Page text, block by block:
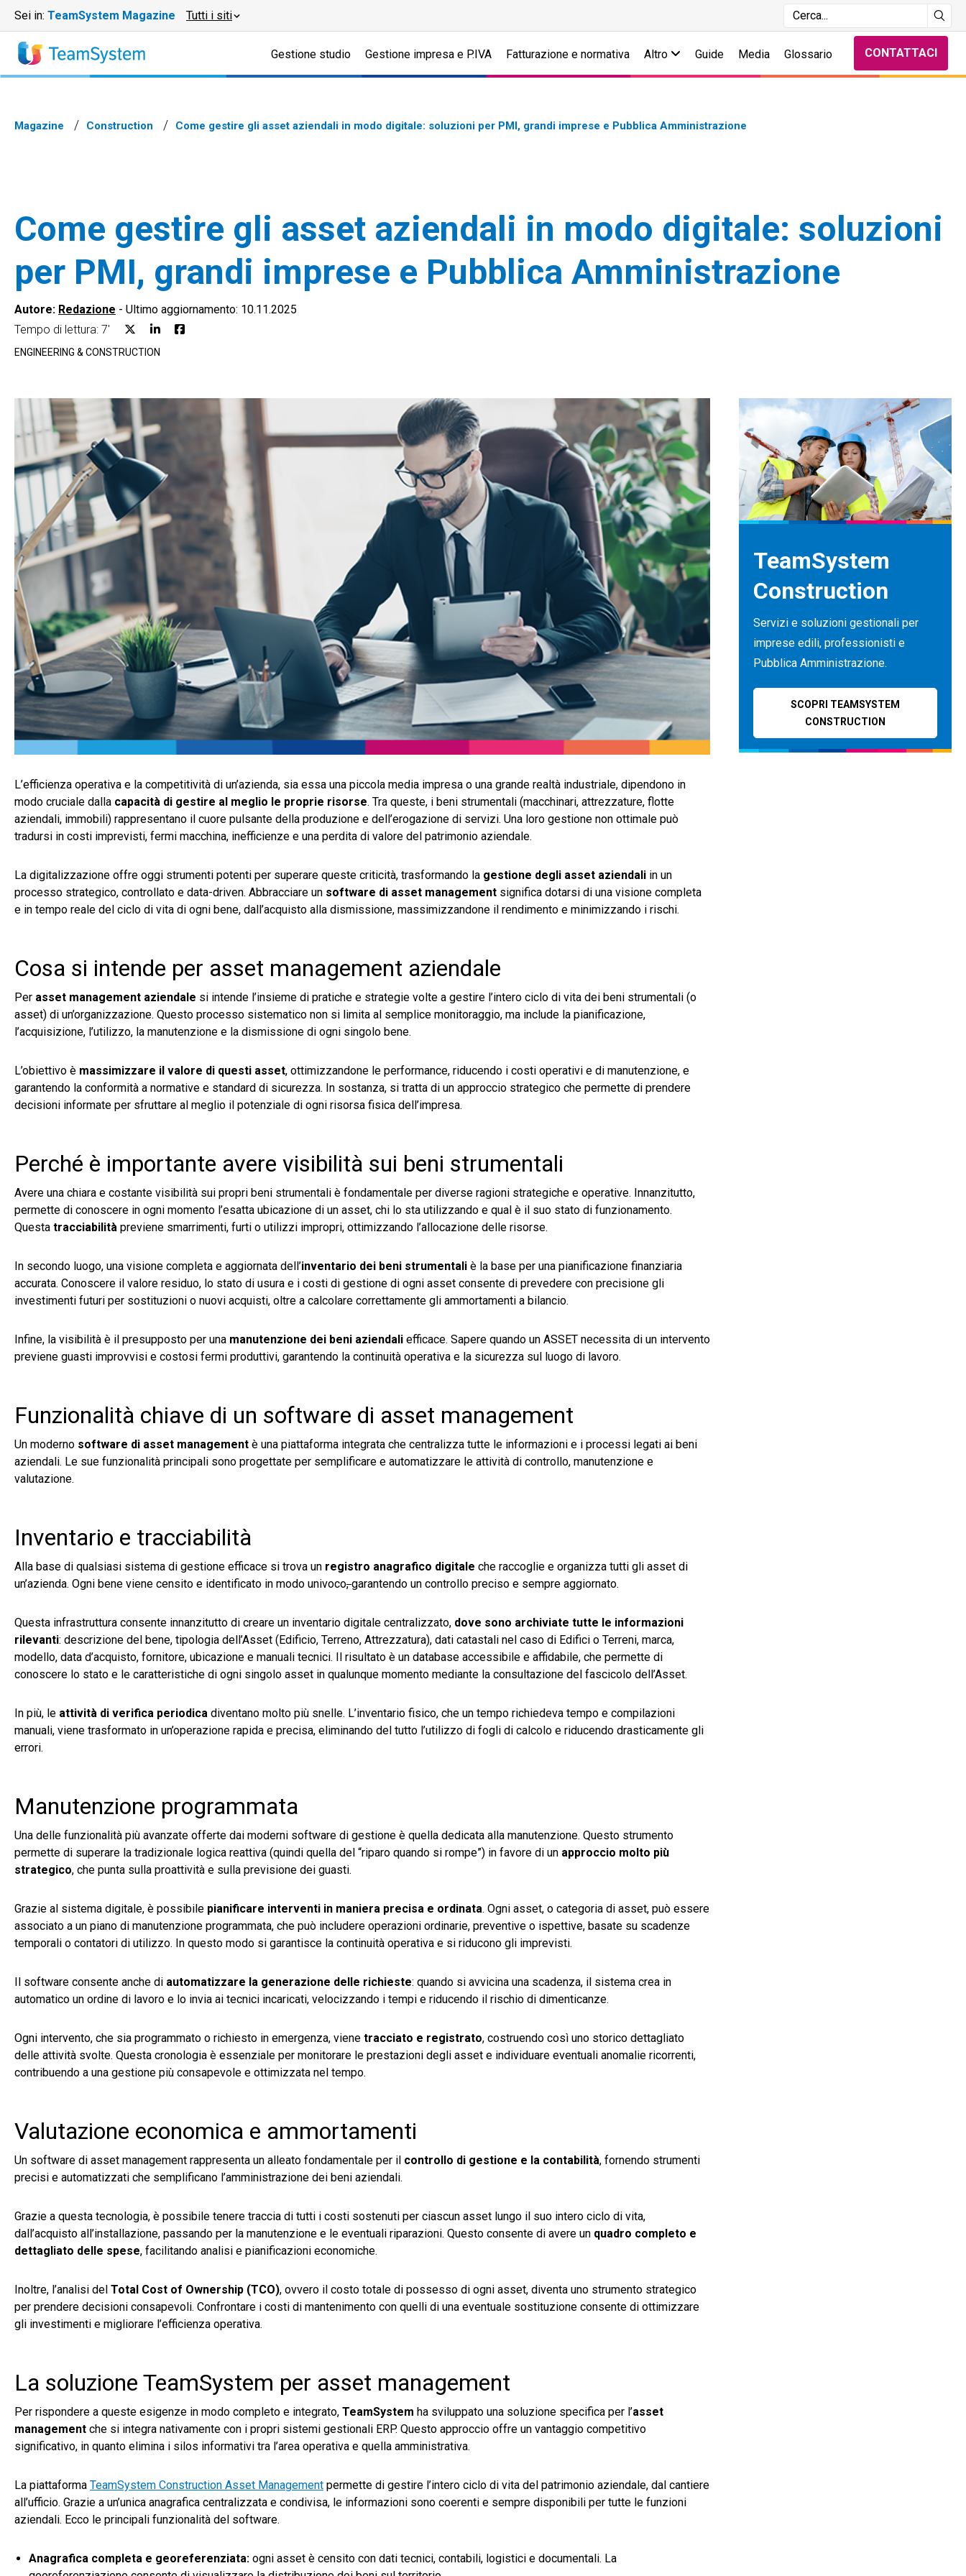
Sei in: TeamSystem Magazine Tutti i siti
Gestione studio Gestione impresa e P.IVA Fatturazione e normativa Altro Guide Media Glossario CONTATTACI
Magazine Construction Come gestire gli asset aziendali in modo digitale: soluzioni per PMI, grandi imprese e Pubblica Amministrazione
Come gestire gli asset aziendali in modo digitale: soluzioni
per PMI, grandi imprese e Pubblica Amministrazione
Autore: Redazione - Ultimo aggiornamento: 10.11.2025
Tempo di lettura: 7'
ENGINEERING & CONSTRUCTION
L’efficienza operativa e la competitività di un’azienda, sia essa una piccola media impresa o una grande realtà industriale, dipendono in
modo cruciale dalla capacità di gestire al meglio le proprie risorse. Tra queste, i beni strumentali (macchinari, attrezzature, flotte
aziendali, immobili) rappresentano il cuore pulsante della produzione e dell’erogazione di servizi. Una loro gestione non ottimale può
tradursi in costi imprevisti, fermi macchina, inefficienze e una perdita di valore del patrimonio aziendale.
La digitalizzazione offre oggi strumenti potenti per superare queste criticità, trasformando la gestione degli asset aziendali in un
processo strategico, controllato e data-driven. Abbracciare un software di asset management significa dotarsi di una visione completa
e in tempo reale del ciclo di vita di ogni bene, dall’acquisto alla dismissione, massimizzandone il rendimento e minimizzando i rischi.
Cosa si intende per asset management aziendale
Per asset management aziendale si intende l’insieme di pratiche e strategie volte a gestire l’intero ciclo di vita dei beni strumentali (o
asset) di un’organizzazione. Questo processo sistematico non si limita al semplice monitoraggio, ma include la pianificazione,
l’acquisizione, l’utilizzo, la manutenzione e la dismissione di ogni singolo bene.
L’obiettivo è massimizzare il valore di questi asset, ottimizzandone le performance, riducendo i costi operativi e di manutenzione, e
garantendo la conformità a normative e standard di sicurezza. In sostanza, si tratta di un approccio strategico che permette di prendere
decisioni informate per sfruttare al meglio il potenziale di ogni risorsa fisica dell’impresa.
Perché è importante avere visibilità sui beni strumentali
Avere una chiara e costante visibilità sui propri beni strumentali è fondamentale per diverse ragioni strategiche e operative. Innanzitutto,
permette di conoscere in ogni momento l’esatta ubicazione di un asset, chi lo sta utilizzando e qual è il suo stato di funzionamento.
Questa tracciabilità previene smarrimenti, furti o utilizzi impropri, ottimizzando l’allocazione delle risorse.
In secondo luogo, una visione completa e aggiornata dell’inventario dei beni strumentali è la base per una pianificazione finanziaria
accurata. Conoscere il valore residuo, lo stato di usura e i costi di gestione di ogni asset consente di prevedere con precisione gli
investimenti futuri per sostituzioni o nuovi acquisti, oltre a calcolare correttamente gli ammortamenti a bilancio.
Infine, la visibilità è il presupposto per una manutenzione dei beni aziendali efficace. Sapere quando un ASSET necessita di un intervento
previene guasti improvvisi e costosi fermi produttivi, garantendo la continuità operativa e la sicurezza sul luogo di lavoro.
Funzionalità chiave di un software di asset management
Un moderno software di asset management è una piattaforma integrata che centralizza tutte le informazioni e i processi legati ai beni
aziendali. Le sue funzionalità principali sono progettate per semplificare e automatizzare le attività di controllo, manutenzione e
valutazione.
Inventario e tracciabilità
Alla base di qualsiasi sistema di gestione efficace si trova un registro anagrafico digitale che raccoglie e organizza tutti gli asset di
un’azienda. Ogni bene viene censito e identificato in modo univoco,garantendo un controllo preciso e sempre aggiornato.
Questa infrastruttura consente innanzitutto di creare un inventario digitale centralizzato, dove sono archiviate tutte le informazioni
rilevanti: descrizione del bene, tipologia dell’Asset (Edificio, Terreno, Attrezzatura), dati catastali nel caso di Edifici o Terreni, marca,
modello, data d’acquisto, fornitore, ubicazione e manuali tecnici. Il risultato è un database accessibile e affidabile, che permette di
conoscere lo stato e le caratteristiche di ogni singolo asset in qualunque momento mediante la consultazione del fascicolo dell’Asset.
In più, le attività di verifica periodica diventano molto più snelle. L’inventario fisico, che un tempo richiedeva tempo e compilazioni
manuali, viene trasformato in un’operazione rapida e precisa, eliminando del tutto l’utilizzo di fogli di calcolo e riducendo drasticamente gli
errori.
Manutenzione programmata
Una delle funzionalità più avanzate offerte dai moderni software di gestione è quella dedicata alla manutenzione. Questo strumento
permette di superare la tradizionale logica reattiva (quindi quella del “riparo quando si rompe”) in favore di un approccio molto più
strategico, che punta sulla proattività e sulla previsione dei guasti.
Grazie al sistema digitale, è possibile pianificare interventi in maniera precisa e ordinata. Ogni asset, o categoria di asset, può essere
associato a un piano di manutenzione programmata, che può includere operazioni ordinarie, preventive o ispettive, basate su scadenze
temporali o contatori di utilizzo. In questo modo si garantisce la continuità operativa e si riducono gli imprevisti.
Il software consente anche di automatizzare la generazione delle richieste: quando si avvicina una scadenza, il sistema crea in
automatico un ordine di lavoro e lo invia ai tecnici incaricati, velocizzando i tempi e riducendo il rischio di dimenticanze.
Ogni intervento, che sia programmato o richiesto in emergenza, viene tracciato e registrato, costruendo così uno storico dettagliato
delle attività svolte. Questa cronologia è essenziale per monitorare le prestazioni degli asset e individuare eventuali anomalie ricorrenti,
contribuendo a una gestione più consapevole e ottimizzata nel tempo.
Valutazione economica e ammortamenti
Un software di asset management rappresenta un alleato fondamentale per il controllo di gestione e la contabilità, fornendo strumenti
precisi e automatizzati che semplificano l’amministrazione dei beni aziendali.
Grazie a questa tecnologia, è possibile tenere traccia di tutti i costi sostenuti per ciascun asset lungo il suo intero ciclo di vita,
dall’acquisto all’installazione, passando per la manutenzione e le eventuali riparazioni. Questo consente di avere un quadro completo e
dettagliato delle spese, facilitando analisi e pianificazioni economiche.
Inoltre, l’analisi del Total Cost of Ownership (TCO), ovvero il costo totale di possesso di ogni asset, diventa uno strumento strategico
per prendere decisioni consapevoli. Confrontare i costi di mantenimento con quelli di una eventuale sostituzione consente di ottimizzare
gli investimenti e migliorare l’efficienza operativa.
La soluzione TeamSystem per asset management
Per rispondere a queste esigenze in modo completo e integrato, TeamSystem ha sviluppato una soluzione specifica per l’asset
management che si integra nativamente con i propri sistemi gestionali ERP. Questo approccio offre un vantaggio competitivo
significativo, in quanto elimina i silos informativi tra l’area operativa e quella amministrativa.
La piattaforma TeamSystem Construction Asset Management permette di gestire l’intero ciclo di vita del patrimonio aziendale, dal cantiere
all’ufficio. Grazie a un’unica anagrafica centralizzata e condivisa, le informazioni sono coerenti e sempre disponibili per tutte le funzioni
aziendali. Ecco le principali funzionalità del software.
Anagrafica completa e georeferenziata: ogni asset è censito con dati tecnici, contabili, logistici e documentali. La
TeamSystem
Construction
Servizi e soluzioni gestionali per
imprese edili, professionisti e
Pubblica Amministrazione.
SCOPRI TEAMSYSTEM
CONSTRUCTION